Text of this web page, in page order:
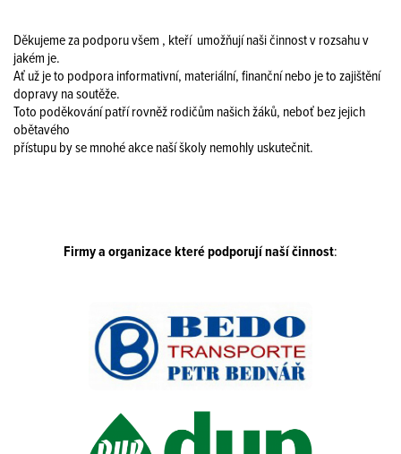
Děkujeme za podporu všem , kteří umožňují naši činnost v rozsahu v
jakém je.
Ať už je to podpora informativní, materiální, finanční nebo je to zajištění
dopravy na soutěže.
Toto poděkování patří rovněž rodičům našich žáků, neboť bez jejich
obětavého
přístupu by se mnohé akce naší školy nemohly uskutečnit.
Firmy a organizace které podporují naší činnost: